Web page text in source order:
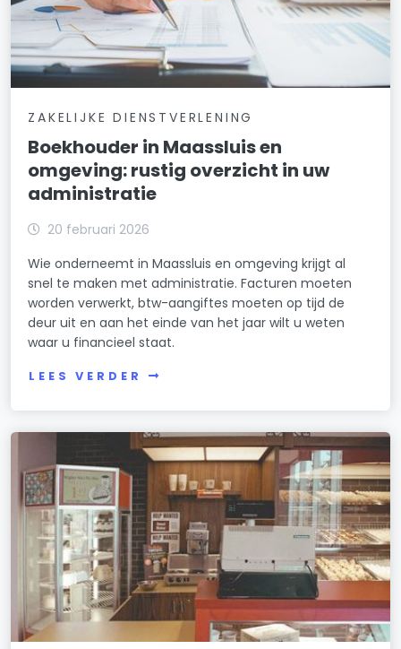
ZAKELIJKE DIENSTVERLENING
Boekhouder in Maassluis en
omgeving: rustig overzicht in uw
administratie
20 februari 2026
Wie onderneemt in Maassluis en omgeving krijgt al
snel te maken met administratie. Facturen moeten
worden verwerkt, btw-aangiftes moeten op tijd de
deur uit en aan het einde van het jaar wilt u weten
waar u financieel staat.
LEES VERDER